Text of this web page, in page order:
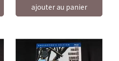
ajouter au panier